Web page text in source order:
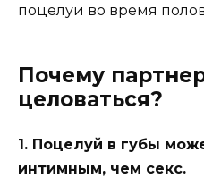
поцелуи во время
Почему
целоваться?
1. Поцелуй в губы
интимным, чем секс.